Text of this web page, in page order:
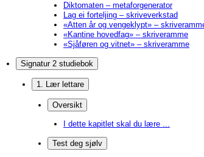
Diktomaten – metaforgenerator
Lag ei forteljing – skriveverkstad
«Atten år og vengeklypt» –
«Kantine hovedfag» – skriveramme
«Sjåføren og vitnet» – skriveramme
Signatur 2 studiebok
1. Lær lettare
Oversikt
I dette kapitlet skal du lære ...
Test deg sjølv